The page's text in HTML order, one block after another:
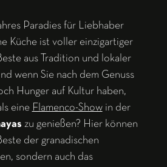
Paradies für Liebhaber
Küche ist voller einzigartiger
aus Tradition und lokaler
wenn Sie nach dem Genuss
Hunger auf Kultur haben,
eine Flamenco-Showin der
zu genießen? Hier können
der granadischen
sondern auch das